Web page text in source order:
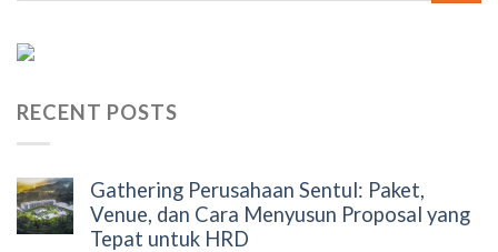
RECENT POSTS
Gathering Perusahaan Sentul: Paket,
Venue, dan Cara Menyusun Proposal yang
Tepat untuk HRD